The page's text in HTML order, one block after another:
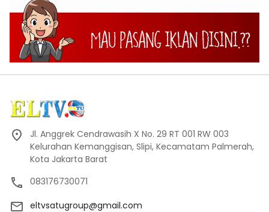
Jl. Anggrek Cendrawasih X No. 29 RT 001 RW 003
Kelurahan Kemanggisan, Slipi, Kecamatam Palmerah,
Kota Jakarta Barat
083176730071
eltvsatugroup@gmail.com